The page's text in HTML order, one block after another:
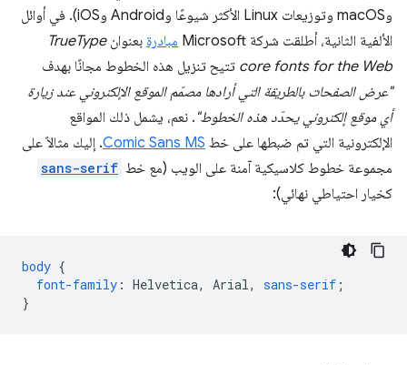
وmacOS وتوزيعات Linux الأكثر شيوعًا وAndroid وiOS). في أوائل
الألفية الثانية، أطلقت شركة Microsoft
مبادرة بعنوانTrueType
core fonts for the Web تتيح تنزيل هذه الخطوط مجانًا بهدف
"عرض الصفحات بالطريقة التي أرادها مصمّم الموقع الإلكتروني عند زيارة
أي موقع إلكتروني يحدّد هذه الخطوط" . نعم، يشمل ذلك المواقع
الإلكترونية التي تم ضبطها على خط Comic Sans MS. إليك مثالاً على
مجموعة خطوط كلاسيكية آمنة على الويب (مع خط sans-serif
كخيار احتياطي نهائي):
body {
font-family : Helvetica, Arial, sans-serif ;
}